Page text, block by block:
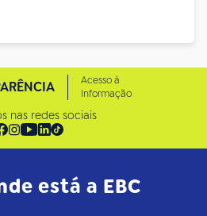
Acesso à
Informação
nas redes sociais
está a EBC